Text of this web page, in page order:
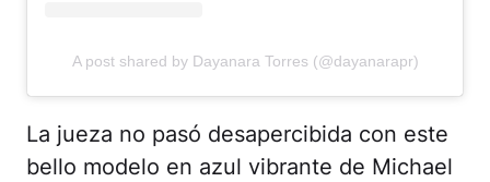
A post shared by Dayanara Torres (@dayanarapr)
La jueza no pasó desapercibida con este
bello modelo en azul vibrante de Michael